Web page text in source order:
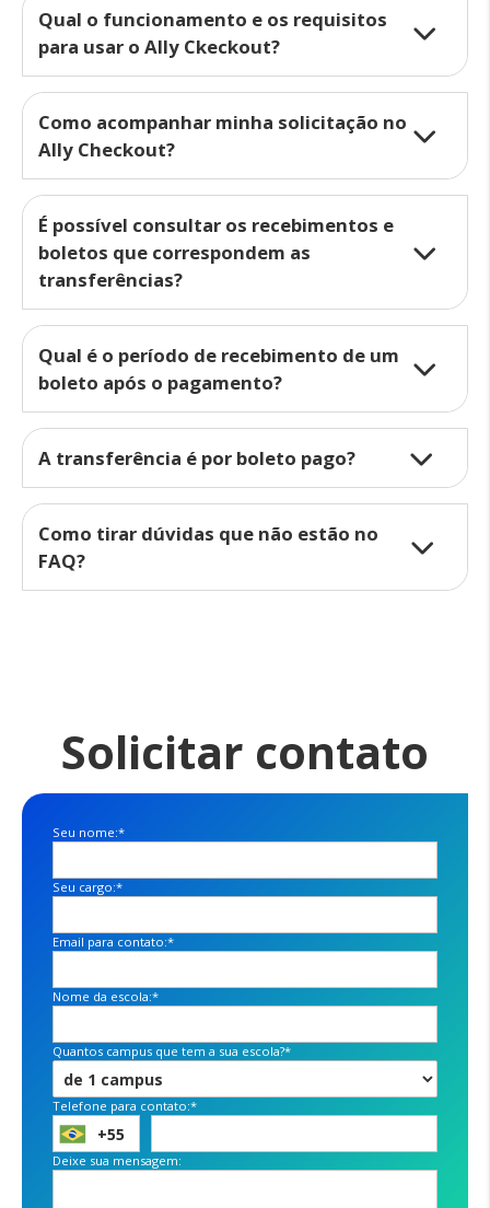
Qual o funcionamento e os requisitos
para usar o Ally Ckeckout?
Como acompanhar minha solicitação no
Ally Checkout?
É possível consultar os recebimentos e
boletos que correspondem as
transferências?
Qual é o período de recebimento de um
boleto após o pagamento?
A transferência é por boleto pago?
Como tirar dúvidas que não estão no
FAQ?
Solicitar contato
Seu nome:*
Seu cargo:*
Email para contato:*
Nome da escola:*
Quantos campus que tem a sua escola?*
Telefone para contato:*
Deixe sua mensagem: